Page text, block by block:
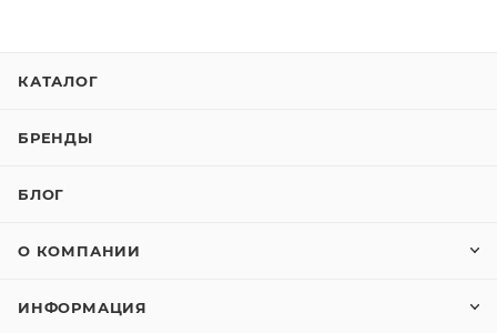
КАТАЛОГ
БРЕНДЫ
БЛОГ
О КОМПАНИИ
ИНФОРМАЦИЯ